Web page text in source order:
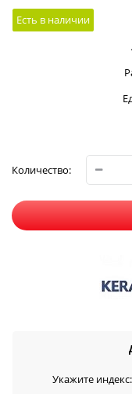
Есть в наличии
Количество:
Укажите индекс: